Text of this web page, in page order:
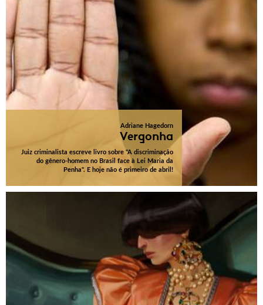
Adriane Hagedorn
Vergonha
Juiz criminalista escreve livro sobre "A discriminação
do gênero-homem no Brasil face à Lei Maria da
Penha". E hoje não é primeiro de abril!